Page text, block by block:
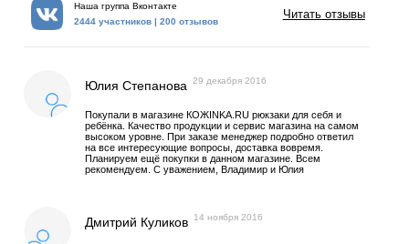
Наша группа Вконтакте
2444 участников | 200 отзывов
Читать отзывы
Юлия Степанова 29 декабря 2016
Покупали в магазине КОЖINKA.RU рюкзаки для себя и
ребёнка. Качество продукции и сервис магазина на самом
высоком уровне. При заказе менеджер подробно ответил
на все интересующие вопросы, доставка вовремя.
Планируем ещё покупки в данном магазине. Всем
рекомендуем. С уважением, Владимир и Юлия
Дмитрий Куликов 14 ноября 2016